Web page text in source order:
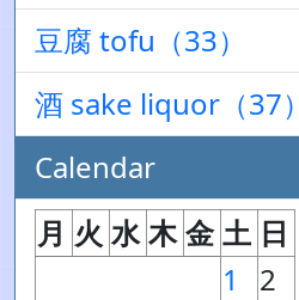
豆腐 tofu（33）
酒 sake liquor（37）
Calendar
月 火 水 木 金 土 日
1
2